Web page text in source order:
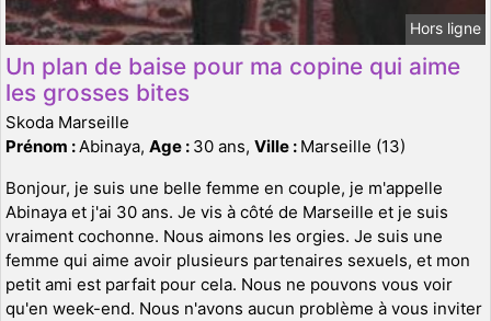
Hors ligne
Un plan de baise pour ma copine qui aime
les grosses bites
Skoda Marseille
Prénom :Abinaya, Age : 30 ans, Ville : Marseille (13)
Bonjour, je suis une belle femme en couple, je m'appelle
Abinaya et j'ai 30 ans. Je vis à côté de Marseille et je suis
vraiment cochonne. Nous aimons les orgies. Je suis une
femme qui aime avoir plusieurs partenaires sexuels, et mon
petit ami est parfait pour cela. Nous ne pouvons vous voir
qu'en week-end. Nous n'avons aucun problème à vous inviter